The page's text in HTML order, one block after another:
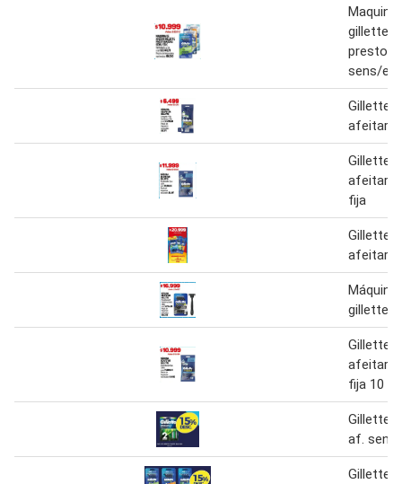
gillette
sens/
Gillette
afeitar
Gillette
afeitar
fija
Gillette
afeitar 8
gillette
Gillette
afeitar
fija 10 u
Gillette
af. sens
Gillette